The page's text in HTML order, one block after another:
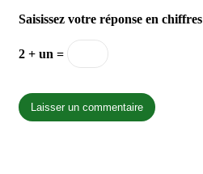
Saisissez votre réponse en chiffres
2 + un =